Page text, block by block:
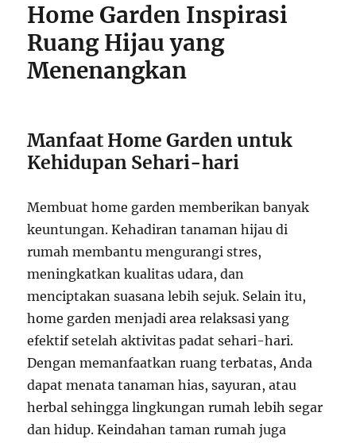
Home Garden Inspirasi
Ruang Hijau yang
Menenangkan
Manfaat Home Garden untuk
Kehidupan Sehari-hari
Membuat home garden memberikan banyak
keuntungan. Kehadiran tanaman hijau di
rumah membantu mengurangi stres,
meningkatkan kualitas udara, dan
menciptakan suasana lebih sejuk. Selain itu,
home garden menjadi area relaksasi yang
efektif setelah aktivitas padat sehari-hari.
Dengan memanfaatkan ruang terbatas, Anda
dapat menata tanaman hias, sayuran, atau
herbal sehingga lingkungan rumah lebih segar
dan hidup. Keindahan taman rumah juga